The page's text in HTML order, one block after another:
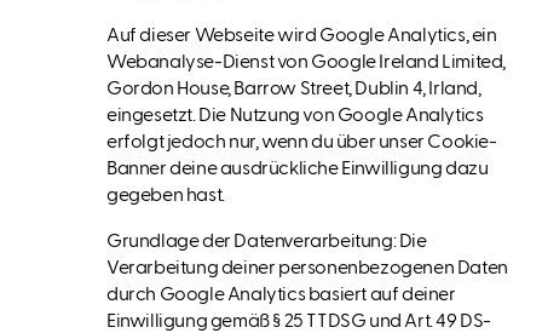
Auf dieser Webseite wird Google Analytics, ein
Webanalyse-Dienst von Google Ireland Limited,
Gordon House, Barrow Street, Dublin 4, Irland,
eingesetzt. Die Nutzung von Google Analytics
erfolgt jedoch nur, wenn du über unser Cookie-
Banner deine ausdrückliche Einwilligung dazu
gegeben hast.
Grundlage der Datenverarbeitung: Die
Verarbeitung deiner personenbezogenen Daten
durch Google Analytics basiert auf deiner
Einwilligung gemäß § 25 TTDSG und Art. 49 DS-